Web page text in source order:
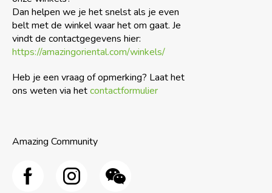
Dan helpen we je het snelst als je even
belt met de winkel waar het om gaat. Je
vindt de contactgegevens hier:
https://amazingoriental.com/winkels/
Heb je een vraag of opmerking? Laat het
ons weten via hetcontactformulier
Amazing Community